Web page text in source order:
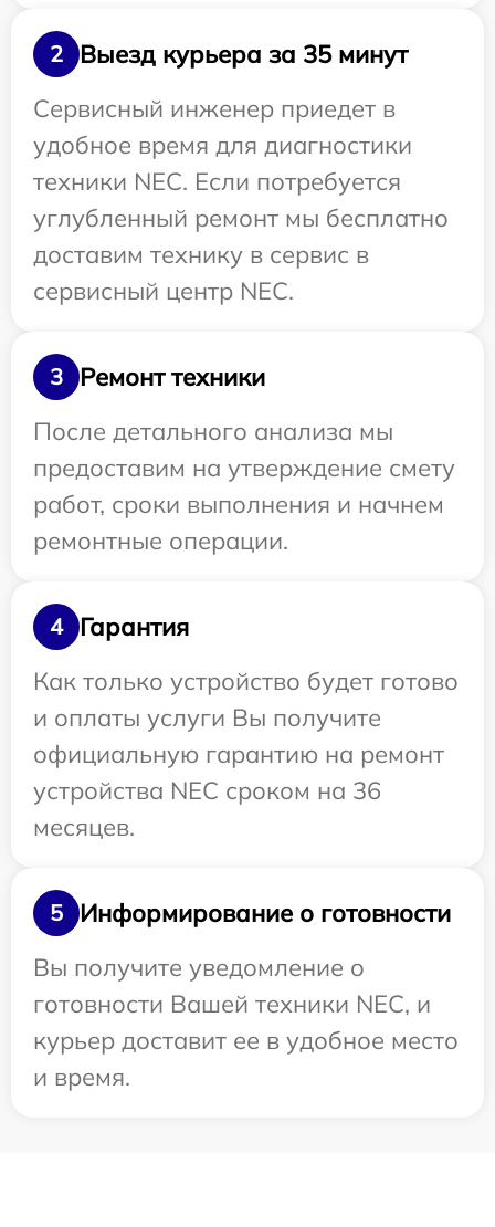
2
Выезд курьера за 35 минут
Сервисный инженер приедет в
удобное время для диагностики
техники NEC. Если потребуется
углубленный ремонт мы бесплатно
доставим технику в сервис в
сервисный центр NEC.
3
Ремонт техники
После детального анализа мы
предоставим на утверждение смету
работ, сроки выполнения и начнем
ремонтные операции.
4
Гарантия
Как только устройство будет готово
и оплаты услуги Вы получите
официальную гарантию на ремонт
устройства NEC сроком на 36
месяцев.
5
Информирование о готовности
Вы получите уведомление о
готовности Вашей техники NEC, и
курьер доставит ее в удобное место
и время.